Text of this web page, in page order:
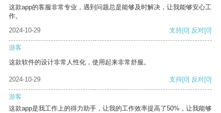
这款app的客服非常专业，遇到问题总是能够及时解决，让我能够安心工
作。
2024-10-29
支持[0] 反对[0]
游客
这款软件的设计非常人性化，使用起来非常舒服。
2024-10-29 支持[0] 反对[0]
游客
这款app是我工作上的得力助手，让我的工作效率提高了50%，让我能够